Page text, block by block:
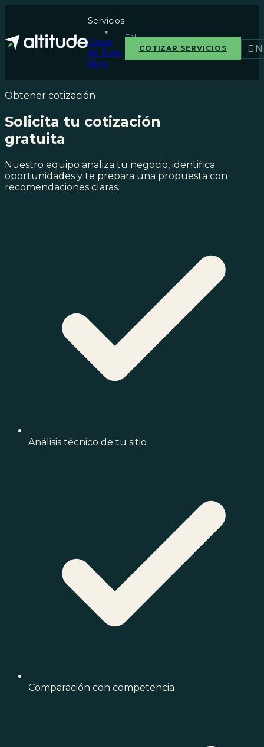
Servicios
▼
Casos
de Éxito
Blog
EN
COTIZAR SERVICIOS
Obtener cotización
Solicita tu cotización
gratuita
Nuestro equipo analiza tu negocio, identifica
oportunidades y te prepara una propuesta con
recomendaciones claras.
Análisis técnico de tu sitio
Comparación con competencia